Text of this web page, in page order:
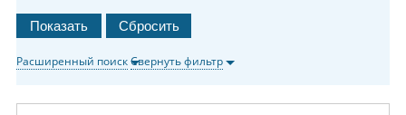
Расширенный поискСвернуть фильтр